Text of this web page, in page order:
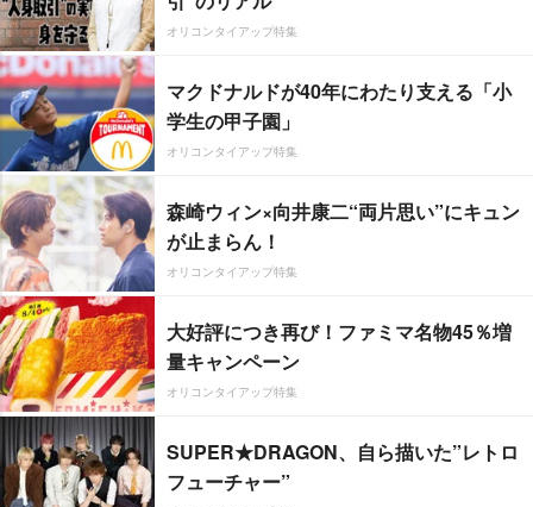
オリコンタイアップ特集
マクドナルドが40年にわたり支える「小
学生の甲子園」
オリコンタイアップ特集
森崎ウィン×向井康二“両片思い”にキュン
が止まらん！
オリコンタイアップ特集
大好評につき再び！ファミマ名物45％増
量キャンペーン
オリコンタイアップ特集
SUPER★DRAGON、自ら描いた”レトロ
フューチャー”